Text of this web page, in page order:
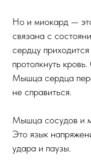
Но и миокард —
связана с
сердцу
протолкнуть
Мышца сердца
не справиться.
Мышца сосудов и
Это язык
удара и паузы.